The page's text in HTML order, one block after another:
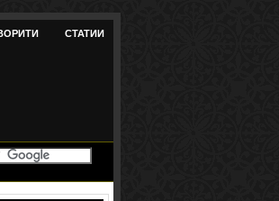
СТАТИИ